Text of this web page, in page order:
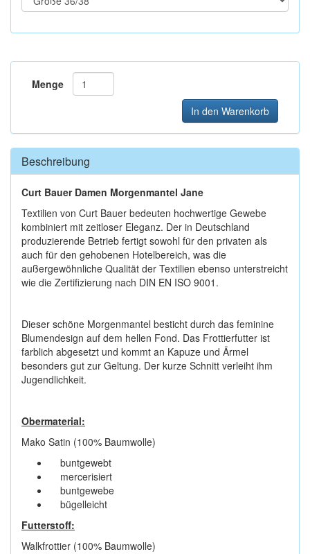
Menge
In den Warenkorb
Beschreibung
Curt Bauer Damen Morgenmantel Jane
Textilien von Curt Bauer bedeuten hochwertige Gewebe
kombiniert mit zeitloser Eleganz. Der in Deutschland
produzierende Betrieb fertigt sowohl für den privaten als
auch für den gehobenen Hotelbereich, was die
außergewöhnliche Qualität der Textilien ebenso unterstreicht
wie die Zertifizierung nach DIN EN ISO 9001.
Dieser schöne Morgenmantel besticht durch das feminine
Blumendesign auf dem hellen Fond. Das Frottierfutter ist
farblich abgesetzt und kommt an Kapuze und Ärmel
besonders gut zur Geltung. Der kurze Schnitt verleiht ihm
Jugendlichkeit.
Obermaterial:
Mako Satin (100% Baumwolle)
buntgewebt
mercerisiert
buntgewebe
bügelleicht
Futterstoff:
Walkfrottier (100% Baumwolle)